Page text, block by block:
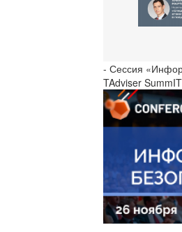
- Сессия
TAdviser